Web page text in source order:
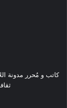
كاتب و مُحرر مدونة